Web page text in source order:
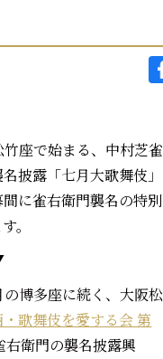
座で始まる、中村芝雀
披露「七月大歌舞伎」
に雀右衛門襲名の特別
。
博多座に続く、大阪松
歌舞伎を愛する会 第
右衛門の襲名披露興